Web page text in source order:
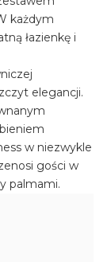
każdym
łazienkę i
elegancji.
w niezwykle
gości w
palmami.